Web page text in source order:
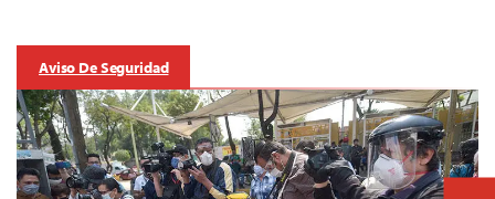
Aviso De Seguridad